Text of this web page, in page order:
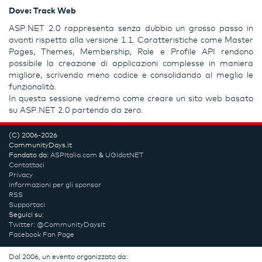
Dove: Track Web
ASP.NET 2.0 rappresenta senza dubbio un grosso passo in
avanti rispetto alla versione 1.1. Caratteristiche come Master
Pages, Themes, Membership, Role e Profile API rendono
possibile la creazione di applicazioni complesse in maniera
migliore, scrivendo meno codice e consolidando al meglio le
funzionalità.
In questa sessione vedremo come creare un sito web basato
su ASP.NET 2.0 partendo da zero.
(C) 2006-2026
CommunityDays.it
Fondato da: ASPItalia.com & UGIdotNET
Contattaci
Privacy
Informazioni per gli sponsor
RSS
Supportaci
Seguici su:
Twitter: @CommunityDaysIt
Facebook Fan Page
Dal 2006, un evento organizzato da: